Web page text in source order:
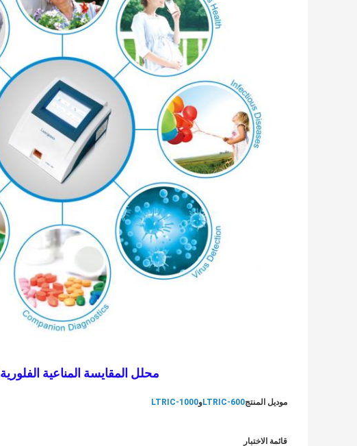
محلل المقايسة المناعية
موديل المنتجLTRIC-600وLTRIC-1000
قائمة الاختبار